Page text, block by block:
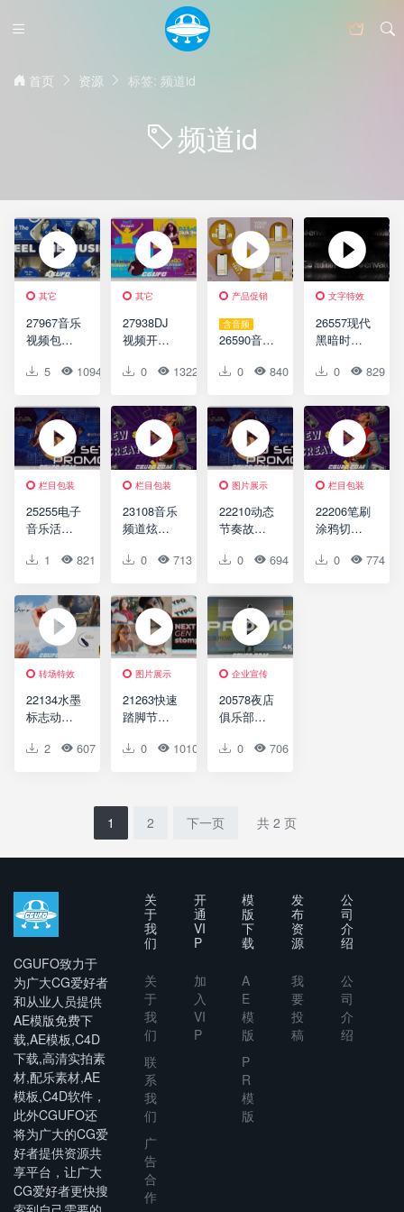
首页 资源 标签: 频道id
频道id
其它
27967音乐
视频包装
Feel The
Intro
5 1094 0 0
其它
27938DJ
视频开场
版DJ
0 1322 0 0
产品促销
含音频
26590音乐
量促销动
Music
Party DJ
Set
Energy
Promo
0 840 0 0
文字特效
26557现代
黑暗时尚
AE模板
Dark
Fashion
0 829
栏目包装
25255电子
音乐活动
AE模板DJ
1 821 0 0
栏目包装
23108音乐
频道炫酷
板Music
Opener
0 713 0 0
图片展示
22210动态
节奏故障
DJ宣传AE
Set Promo
0 694 0 0
栏目包装
22206笔刷
涂鸦切换
频道栏目
0 774
转场特效
22134水墨
标志动感
字体片头
2 607 0 0
图片展示
21263快速
踏脚节奏
版式AE模
Stomper
0 1010 0 0
企业宣传
20578夜店
俱乐部视
广AE模板
0 706
1 2 下一页 共 2 页
CGUFO致力于
为广大CG爱好者
和从业人员提供
AE模版免费下
载,AE模板,C4D
下载,高清实拍素
材,配乐素材,AE
模板,C4D软件，
此外CGUFO还
将为广大的CG爱
好者提供资源共
享平台，让广大
CG爱好者更快搜
关
于
我
们
关
于
我
们
联
系
我
们
广
告
合
作
开
通
VI
P
加
入
VI
P
模
版
下
载
A
E
模
版
P
R
模
版
发
布
资
源
我
要
投
稿
公
司
介
绍
公
司
介
绍